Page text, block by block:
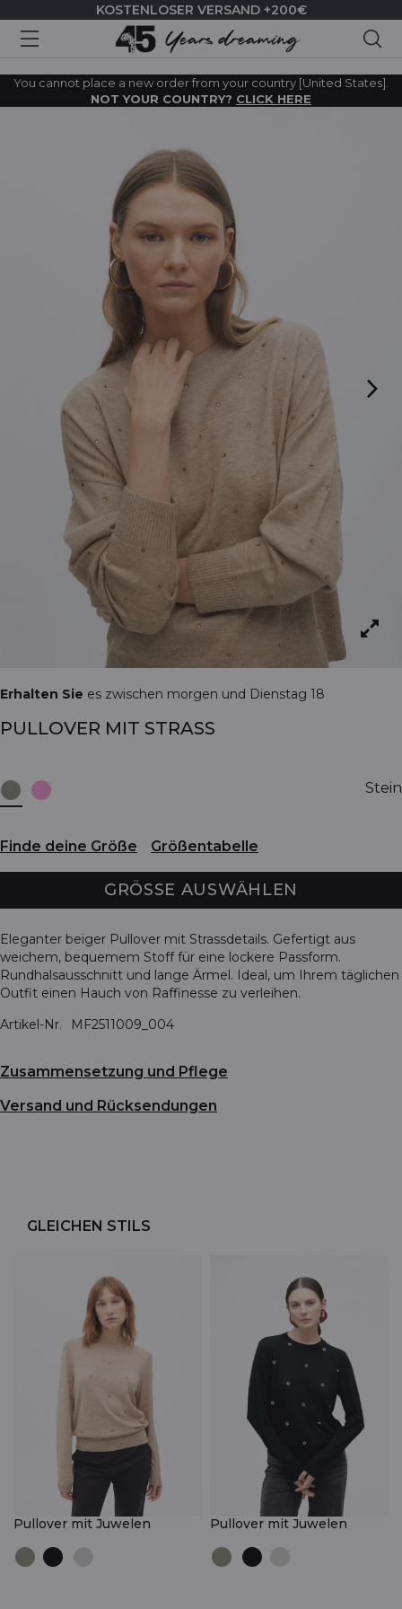
KOSTENLOSER VERSAND +200€
You cannot place a new order from your country [United States].
NOT YOUR COUNTRY? CLICK HERE
Erhalten Sie es zwischen morgen und Dienstag 18
PULLOVER MIT STRASS
Stein
Finde deine Größe Größentabelle
GRÖSSE AUSWÄHLEN
Eleganter beiger Pullover mit Strassdetails. Gefertigt aus
weichem, bequemem Stoff für eine lockere Passform.
Rundhalsausschnitt und lange Ärmel. Ideal, um Ihrem täglichen
Outfit einen Hauch von Raffinesse zu verleihen.
Artikel-Nr.
MF2511009_004
Zusammensetzung und Pflege
Versand und Rücksendungen
GLEICHEN STILS
Pullover mit Juwelen Pullover mit Juwelen